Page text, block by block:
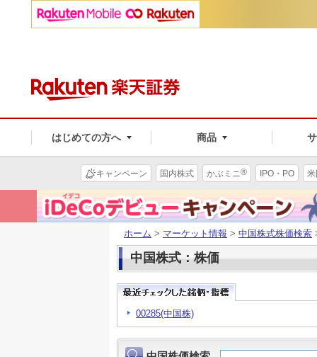
はじめての方へ 商品
キャンペーン 国内株式 かぶミニ® IPO・PO
ホーム > マーケット情報 > 中国株式株価検索
中国株式：株価
00285(中国株)